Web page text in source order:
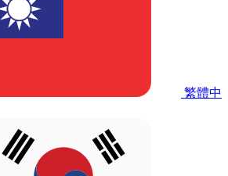
繁體中